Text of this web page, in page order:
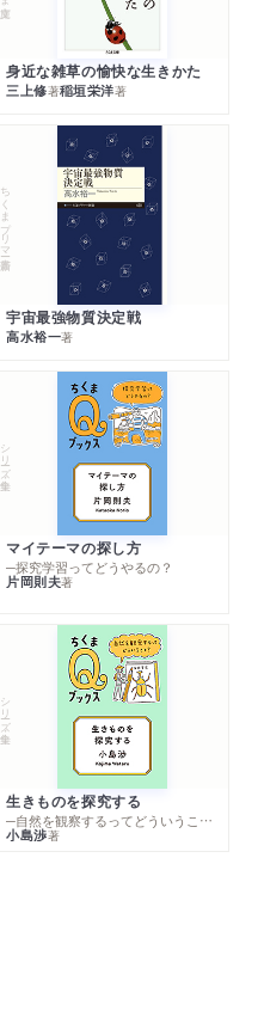
身近な雑草の愉快な生きかた
三上修著稲垣栄洋著
ちくまプリマー新書
宇宙最強物質決定戦
高水裕一著
シリーズ・全集
マイテーマの探し方
─探究学習ってどうやるの？
片岡則夫著
シリーズ・全集
生きものを探究する
─自然を観察するってどういうこと？
小島渉著